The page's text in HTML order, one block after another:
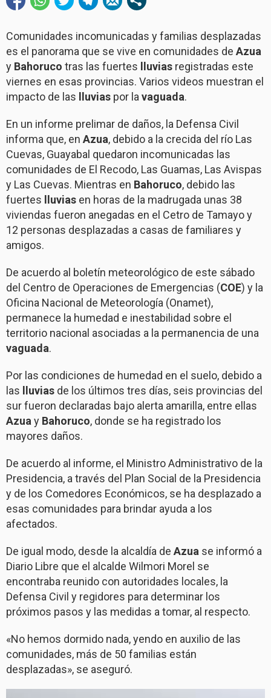
Comunidades incomunicadas y familias desplazadas
es el panorama que se vive en comunidades de Azua
y Bahoruco tras las fuertes lluvias registradas este
viernes en esas provincias. Varios videos muestran el
impacto de las lluvias por la vaguada.
En un informe prelimar de daños, la Defensa Civil
informa que, en Azua, debido a la crecida del río Las
Cuevas, Guayabal quedaron incomunicadas las
comunidades de El Recodo, Las Guamas, Las Avispas
y Las Cuevas. Mientras en Bahoruco, debido las
fuertes lluvias en horas de la madrugada unas 38
viviendas fueron anegadas en el Cetro de Tamayo y
12 personas desplazadas a casas de familiares y
amigos.
De acuerdo al boletín meteorológico de este sábado
del Centro de Operaciones de Emergencias (COE) y la
Oficina Nacional de Meteorología (Onamet),
permanece la humedad e inestabilidad sobre el
territorio nacional asociadas a la permanencia de una
vaguada.
Por las condiciones de humedad en el suelo, debido a
las lluvias de los últimos tres días, seis provincias del
sur fueron declaradas bajo alerta amarilla, entre ellas
Azua y Bahoruco, donde se ha registrado los
mayores daños.
De acuerdo al informe, el Ministro Administrativo de la
Presidencia, a través del Plan Social de la Presidencia
y de los Comedores Económicos, se ha desplazado a
esas comunidades para brindar ayuda a los
afectados.
De igual modo, desde la alcaldía de Azua se informó a
Diario Libre que el alcalde Wilmori Morel se
encontraba reunido con autoridades locales, la
Defensa Civil y regidores para determinar los
próximos pasos y las medidas a tomar, al respecto.
«No hemos dormido nada, yendo en auxilio de las
comunidades, más de 50 familias están
desplazadas», se aseguró.